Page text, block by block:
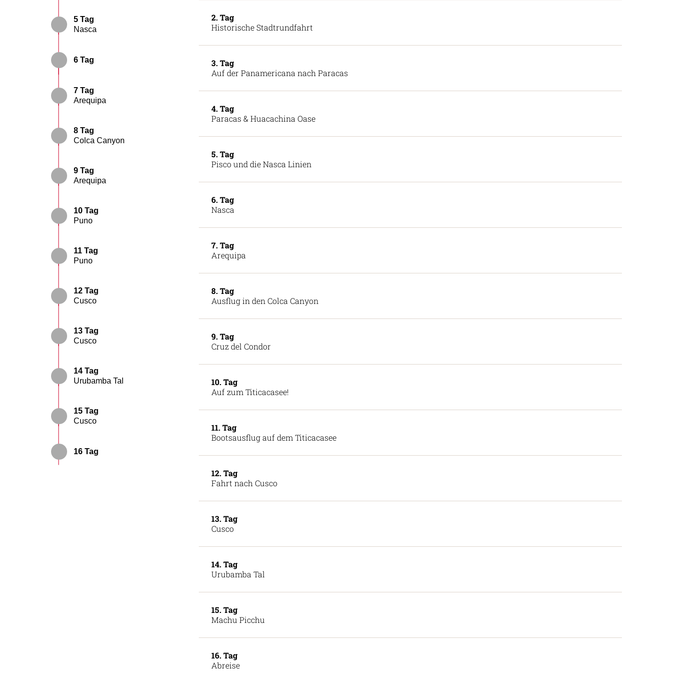
5 Tag
Nasca
6 Tag
7 Tag
Arequipa
8 Tag
Colca Canyon
9 Tag
Arequipa
10 Tag
Puno
11 Tag
Puno
12 Tag
Cusco
13 Tag
Cusco
14 Tag
Urubamba Tal
15 Tag
Cusco
16 Tag
2. Tag
Historische Stadtrundfahrt
3. Tag
Auf der Panamericana nach Paracas
4. Tag
Paracas & Huacachina Oase
5. Tag
Pisco und die Nasca Linien
6. Tag
Nasca
7. Tag
Arequipa
8. Tag
Ausflug in den Colca Canyon
9. Tag
Cruz del Condor
10. Tag
Auf zum Titicacasee!
11. Tag
Bootsausflug auf dem Titicacasee
12. Tag
Fahrt nach Cusco
13. Tag
Cusco
14. Tag
Urubamba Tal
15. Tag
Machu Picchu
16. Tag
Abreise